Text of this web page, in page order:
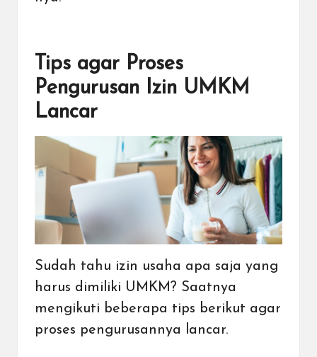
Tips agar Proses
Pengurusan Izin UMKM
Lancar
Sudah tahu izin usaha apa saja yang
harus dimiliki UMKM? Saatnya
mengikuti beberapa tips berikut agar
proses pengurusannya lancar.